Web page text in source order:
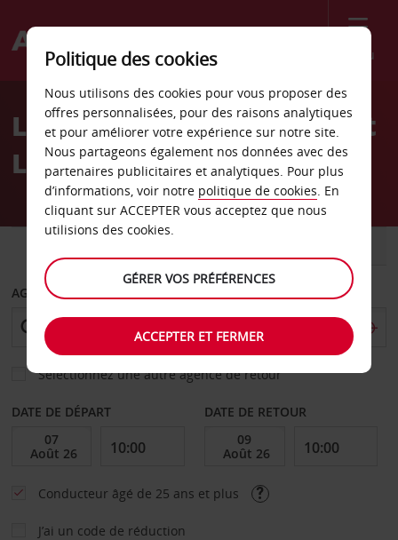
Menu
Welcome
AvisLocation de voiture Mount
Laurel Hôtel Wyndham
AGENCE DE DÉPART
Sélectionnez une autre agence de retour
DATE DE DÉPART DATE DE RETOUR
Conducteur âgé de 25 ans et plus
J’ai un code de réduction
Politique des cookies
Nous utilisons des cookies pour vous proposer des
offres personnalisées, pour des raisons analytiques
et pour améliorer votre expérience sur notre site.
Nous partageons également nos données avec des
partenaires publicitaires et analytiques. Pour plus
d’informations, voir notre politique de cookies. En
cliquant sur ACCEPTER vous acceptez que nous
utilisions des cookies.
GÉRER VOS PRÉFÉRENCES
ACCEPTER ET FERMER